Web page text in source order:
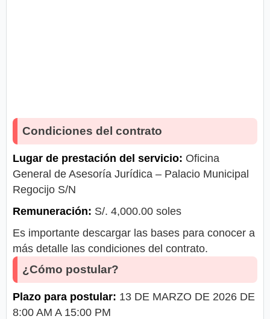
Condiciones del contrato
Lugar de prestación del servicio: Oficina
General de Asesoría Jurídica – Palacio Municipal
Regocijo S/N
Remuneración: S/. 4,000.00 soles
Es importante descargar las bases para conocer a
más detalle las condiciones del contrato.
¿Cómo postular?
Plazo para postular: 13 DE MARZO DE 2026 DE
8:00 AM A 15:00 PM